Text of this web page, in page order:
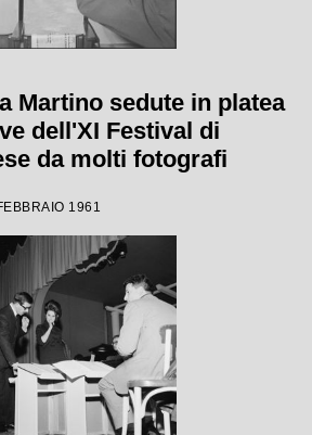
Martino sedute in platea
dell'XI Festival di
da molti fotografi
1961